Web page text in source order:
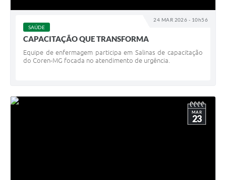
24 MAR 2026 - 10h56
SAÚDE
CAPACITAÇÃO QUE TRANSFORMA
Equipe de enfermagem participa em Salinas de capacitação
do Coren-MG focada no atendimento de urgência.
MAR
23